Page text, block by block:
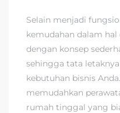
Selain menjadi
kemudahan dalam hal
dengan konsep
sehingga tata
kebutuhan bisnis
memudahkan
rumah tinggal yang